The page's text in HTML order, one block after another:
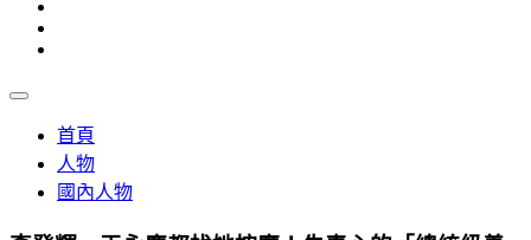
首頁
人物
國內人物